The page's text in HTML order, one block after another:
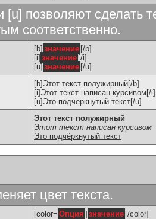
[u] позволяют сделать
соответственно.
[b] значение [/b]
[i] значение [/i]
[u] значение [/u]
[b]Этот текст полужирный[/b]
[i]Этот текст написан курсивом[/i]
[u]Это подчёркнутый текст[/u]
Этот текст полужирный
Этот текст написан курсивом
Это подчёркнутый текст
цвет текста.
[color= Опция ] значение [/color]